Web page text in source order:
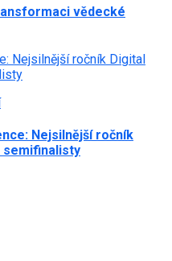
vědecké
Nejsilnější ročník Digital
Nejsilnější ročník
semifinalisty